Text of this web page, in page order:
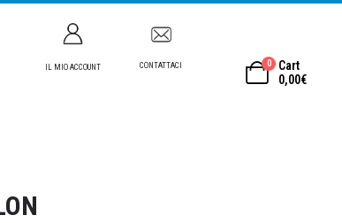
IL MIO ACCOUNT CONTATTACI 0
Cart
0,00€